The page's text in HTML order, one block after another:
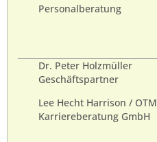
Personalberatung
Dr. Peter Holzmüller
Geschäftspartner
Lee Hecht Harrison / OTM
Karriereberatung GmbH